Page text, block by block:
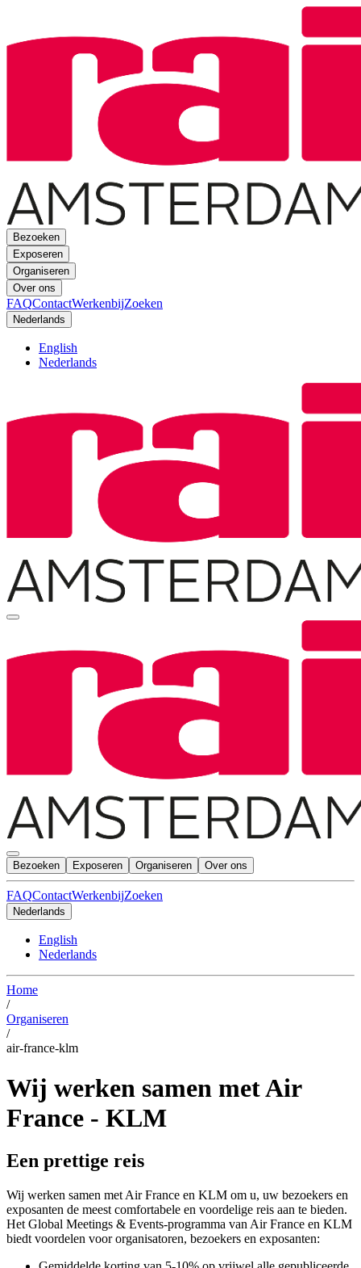
Bezoeken
Exposeren
Organiseren
Over ons
FAQContactWerkenbijZoeken
Nederlands
English
Nederlands
Bezoeken Exposeren Organiseren Over ons
FAQContactWerkenbijZoeken
Nederlands
English
Nederlands
Home
/
Organiseren
/
air-france-klm
Wij werken samen met Air
France - KLM
Een prettige reis
Wij werken samen met Air France en KLM om u, uw bezoekers en
exposanten de meest comfortabele en voordelige reis aan te bieden.
Het Global Meetings & Events-programma van Air France en KLM
biedt voordelen voor organisatoren, bezoekers en exposanten: